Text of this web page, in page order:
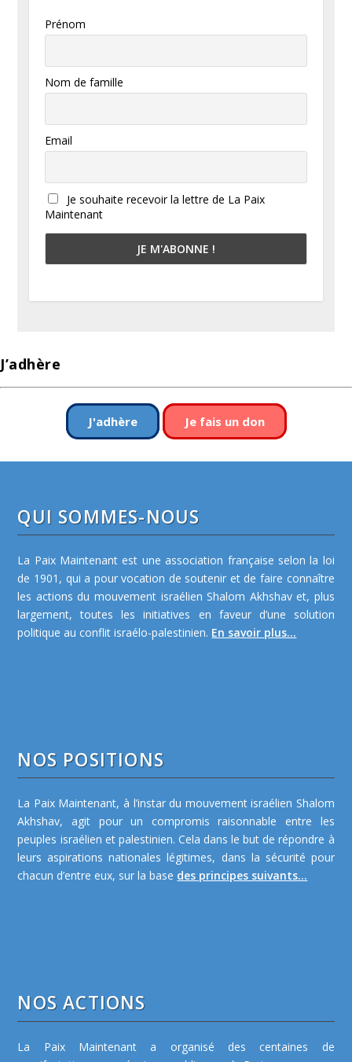
Prénom
Nom de famille
Email
Je souhaite recevoir la lettre de La Paix
Maintenant
J’adhère
J'adhère Je fais un don
QUI SOMMES-NOUS
La Paix Maintenant est une association française selon la loi
de 1901, qui a pour vocation de soutenir et de faire connaître
les actions du mouvement israélien Shalom Akhshav et, plus
largement, toutes les initiatives en faveur d’une solution
politique au conflit israélo-palestinien. En savoir plus...
NOS POSITIONS
La Paix Maintenant, à l’instar du mouvement israélien Shalom
Akhshav, agit pour un compromis raisonnable entre les
peuples israélien et palestinien. Cela dans le but de répondre à
leurs aspirations nationales légitimes, dans la sécurité pour
chacun d’entre eux, sur la base des principes suivants...
NOS ACTIONS
La Paix Maintenant a organisé des centaines de